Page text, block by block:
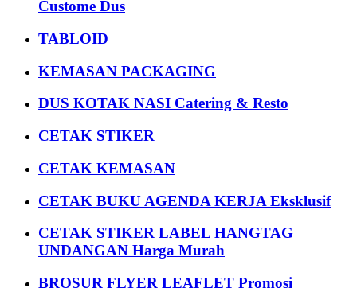
Custome Dus
TABLOID
KEMASAN PACKAGING
DUS KOTAK NASI Catering & Resto
CETAK STIKER
CETAK KEMASAN
CETAK BUKU AGENDA KERJA Eksklusif
CETAK STIKER LABEL HANGTAG
UNDANGAN Harga Murah
BROSUR FLYER LEAFLET Promosi